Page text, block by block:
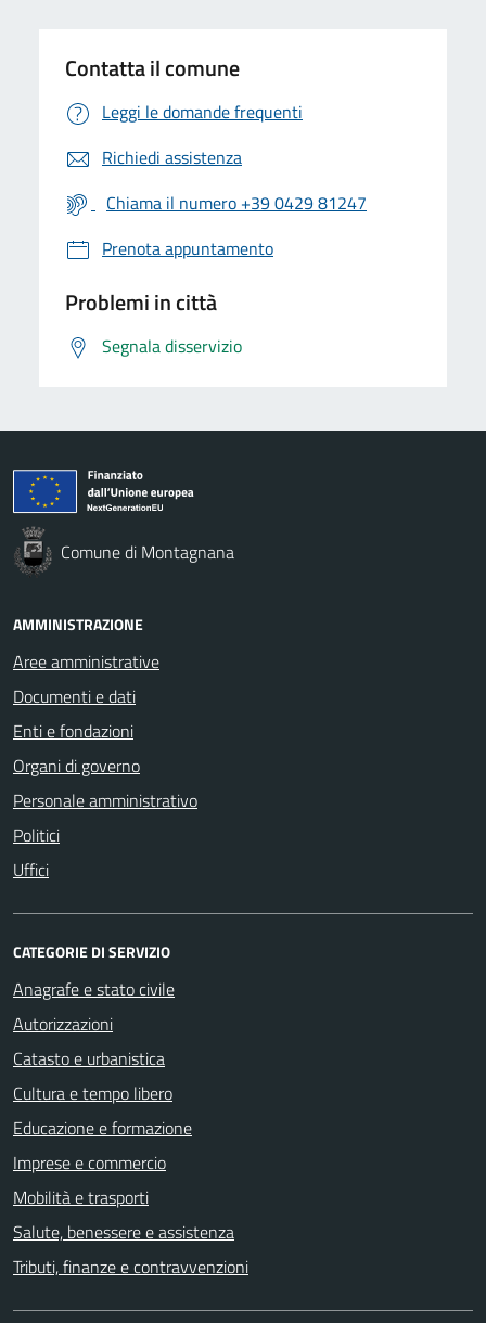
Contatta il comune
Leggi le domande frequenti
Richiedi assistenza
Chiama il numero +39 0429 81247
Prenota appuntamento
Problemi in città
Segnala disservizio
Comune di Montagnana
AMMINISTRAZIONE
Aree amministrative
Documenti e dati
Enti e fondazioni
Organi di governo
Personale amministrativo
Politici
Uffici
CATEGORIE DI SERVIZIO
Anagrafe e stato civile
Autorizzazioni
Catasto e urbanistica
Cultura e tempo libero
Educazione e formazione
Imprese e commercio
Mobilità e trasporti
Salute, benessere e assistenza
Tributi, finanze e contravvenzioni